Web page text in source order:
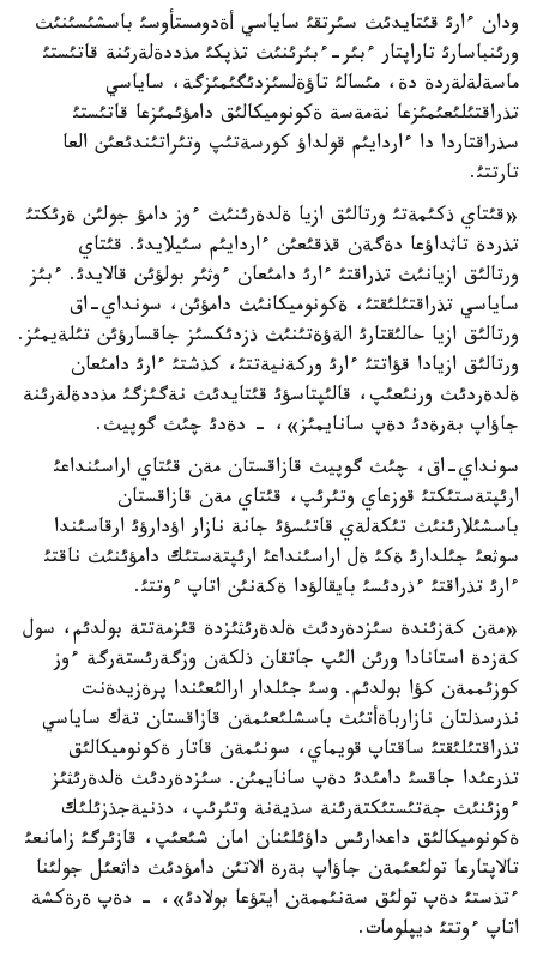
ودان ءارئ قئتايدئث سئرتقئ ساياسي أةدومستأوسئ باسشئسئنئث
ورئنباسارئ تاراپتار ءبئر-ءبئرئنئث تذپكئ مذددةلةرئنة قاتئستئ
ماسةلةلةردة دة، مئسالئ تاؤةلسئزدئگئمئزگة، ساياسي
تذراقتئلئعئمئزعا نةمةسة ةكونوميكالئق دامؤئمئزعا قاتئستئ
سذراقتاردا دا ءاردايئم قولداؤ كورسةتئپ وتئراتئندئعئن العا
تارتتئ.
«قئتاي ذكئمةتئ ورتالئق ازيا ةلدةرئنئث ءوز دامؤ جولئن ةرئكتئ
تذردة تاثداؤعا دةگةن قذقئعئن ءاردايئم سئيلايدئ. قئتاي
ورتالئق ازيانئث تذراقتئ ءارئ دامئعان ءوثئر بولؤئن قالايدئ. ءبئز
ساياسي تذراقتئلئقتئ، ةكونوميكانئث دامؤئن، سونداي-اق
ورتالئق ازيا حالئقتارئ الةؤةتئنئث ذزدئكسئز جاقسارؤئن تئلةيمئز.
ورتالئق ازيادا قؤاتتئ ءارئ وركةنيةتتئ، كذشتئ ءارئ دامئعان
ةلدةردئث ورنئعئپ، قالئپتاسؤئ قئتايدئث نةگئزگئ مذددةلةرئنة
جاؤاپ بةرةدئ دةپ سانايمئز»، - دةدئ چئث گوپيث.
سونداي-اق، چئث گوپيث قازاقستان مةن قئتاي اراسئنداعئ
ارئپتةستئكتئ قوزعاي وتئرئپ، قئتاي مةن قازاقستان
باسشئلارئنئث تئكةلةي قاتئسؤئ جانة نازار اؤدارؤئ ارقاسئندا
سوثعئ جئلدارئ ةكئ ةل اراسئنداعئ ارئپتةستئك دامؤئنئث ناقتئ
ءارئ تذراقتئ ءذردئسئ بايقالؤدا ةكةنئن اتاپ ءوتتئ.
«مةن كةزئندة سئزدةردئث ةلدةرئثئزدة قئزمةتتة بولدئم، سول
كةزدة استانادا ورئن الئپ جاتقان ذلكةن وزگةرئستةرگة ءوز
كوزئممةن كؤا بولدئم. وسئ جئلدار ارالئعئندا پرةزيدةنت
نذرسذلتان نازارباةأتئث باسشلئعئمةن قازاقستان تةك ساياسي
تذراقتئلئقتئ ساقتاپ قويماي، سونئمةن قاتار ةكونوميكالئق
تذرعئدا جاقسئ دامئدئ دةپ سانايمئن. سئزدةردئث ةلدةرئثئز
ءوزئنئث جةتئستئكتةرئنة سذيةنة وتئرئپ، دذنيةجذزئلئك
ةكونوميكالئق داعدارئس داؤئلئنان امان شئعئپ، قازئرگئ زامانعئ
تالاپتارعا تولئعئمةن جاؤاپ بةرة الاتئن دامؤدئث داثعئل جولئنا
ءتذستئ دةپ تولئق سةنئممةن ايتؤعا بولادئ»، - دةپ ةرةكشة
اتاپ ءوتتئ ديپلومات.